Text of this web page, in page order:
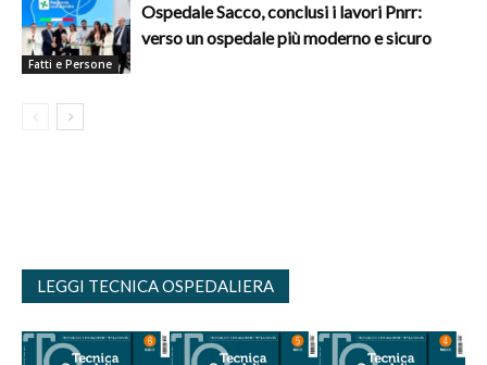
Fatti e Persone
Ospedale Sacco, conclusi i lavori Pnrr:
verso un ospedale più moderno e sicuro
LEGGI TECNICA OSPEDALIERA